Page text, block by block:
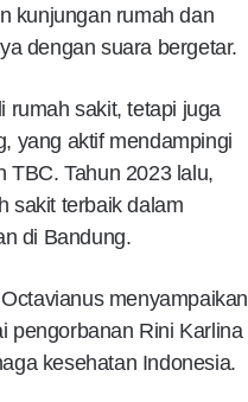
kunjungan rumah dan
dengan suara bergetar.
rumah sakit, tetapi juga
yang aktif mendampingi
TBC. Tahun 2023 lalu,
sakit terbaik dalam
di Bandung.
menyampaikan
pengorbanan Rini Karlina
kesehatan Indonesia.